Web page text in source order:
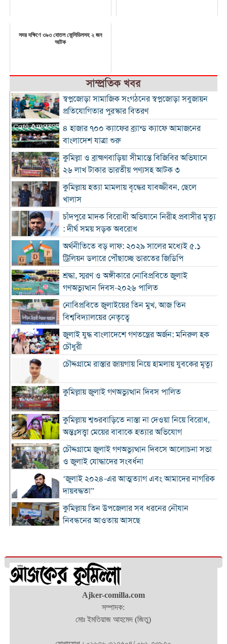
সদর দক্ষিণে ৩৯৩ বোতল ফেন্সিডিলসহ ২ জন
আটক
সাম্প্রতিক খবর
স্বপ্নজোড়া সামাজিক সংগঠনের স্বপ্নজোড়া সবুজায়ন
প্রতিযোগিতার পুরস্কার বিতরণ
৪ হাজার ৭০০ ক্যাফের ব্র্যান্ড ক্যাফে আমাজনের
বাংলাদেশ যাত্রা শুরু
কুমিল্লা ও ব্রাহ্মণবাড়িয়া সীমান্তে বিজিবির অভিযানে
২৬ লাখ টাকার ভারতীয় পণ্যসহ আটক ৩
কুমিল্লায় হত্যা মামলায় বৃদ্ধের যাবজ্জীবন, ছেলে
খালাস
চাঁদপুরে মাদক বিরোধী অভিযানে নিরীহ প্রবাসীর মৃত্যু
: দীর্ঘ সময় সড়ক অবরোধ
অর্থনীতিতে বড় লাফ: ২০২৯ সালের মধ্যেই ৫.১
ট্রিলিয়ন ডলারে পৌঁছাচ্ছে ভারতের জিডিপি
শ্রদ্ধা, স্মরণ ও অঙ্গীকারে নোবিপ্রবিতে জুলাই
গণঅভ্যুত্থান দিবস-২০২৬ পালিত
নোবিপ্রবিতে জুলাইয়ের তিন মুখ, আজ তিন
বিশ্ববিদ্যালয়ের নেতৃত্বে
জুলাই যুদ্ধ বাংলাদেশে গণতন্ত্রের অর্জন: মনিরুল হক
চৌধুরী
চৌদ্দগ্রামে রাস্তার জায়গায় নিয়ে হামলায় যুবকের মৃত্যু
কুমিল্লায় জুলাই গণঅভ্যুত্থান দিবস পালিত
কুমিল্লায় শ্বশুরবাড়িতে নাস্তা না দেওয়া নিয়ে বিরোধ,
অন্তঃসত্ত্বা মেয়ের বাবাকে হত্যার অভিযোগ
চৌদ্দগ্রামে জুলাই গণঅভ্যুত্থান দিবসে আলোচনা সভা
ও জুলাই যোদ্ধাদের সংবর্ধনা
‘জুলাই ২০২৪-এর আত্মত্যাগ এবং আমাদের নাগরিক
দায়বদ্ধতা”
কুমিল্লায় তিন উপজেলার সব ধরনের নৌযান
নিবন্ধনের আওতায় আসছে
দাউদকান্দিতে ৫২ কেজি গাঁজাসহ প্রাইভেট কার জব্দ,
আটক ১
কুমিল্লার ৫ হাসপাতাল-ডায়াগনস্টিক সাময়িকভাবে
জুলাই গণ-অভ্যুত্থান দিবস উপলক্ষে নোবিপ্রবিতে
Ajker-comilla.com
সম্পাদক:
মোঃ ইমতিয়াজ আহমেদ (জিতু)